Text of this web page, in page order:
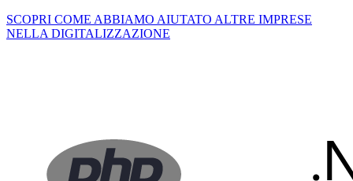
SCOPRI COME ABBIAMO AIUTATO ALTRE IMPRESE
NELLA DIGITALIZZAZIONE